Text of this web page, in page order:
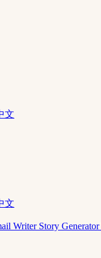
文
文
Writer Story Generator